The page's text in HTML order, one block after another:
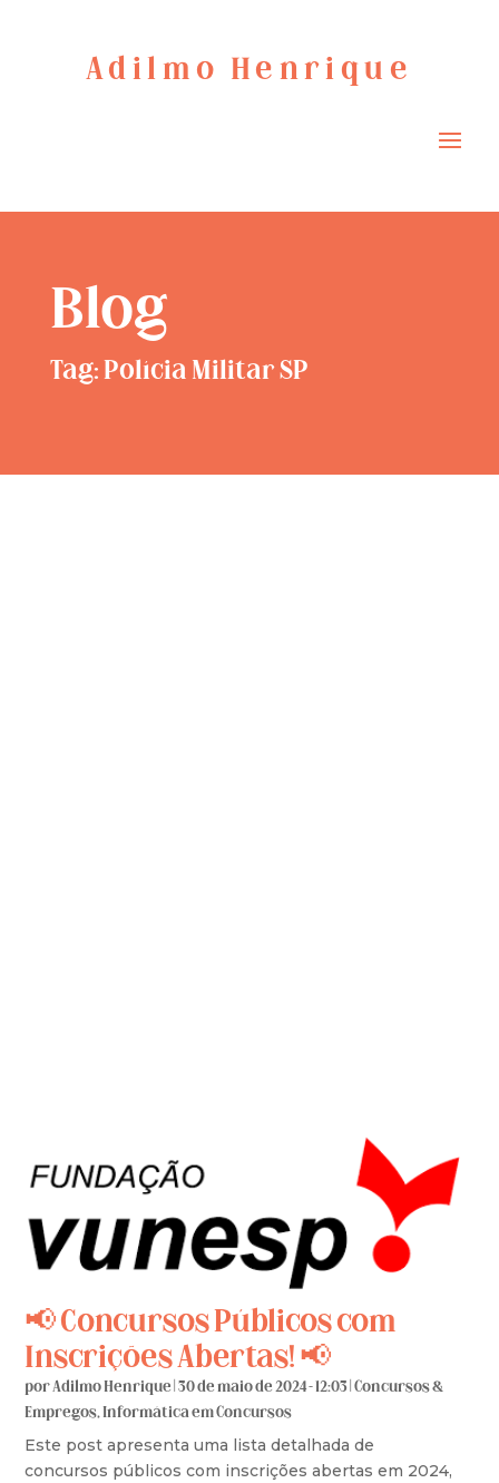
Adilmo Henrique
Blog
Tag: Polícia Militar SP
📢 Concursos Públicos com
Inscrições Abertas! 📢
porAdilmo Henrique|30 de maio de 2024 - 12:03|Concursos &
Empregos,Informática em Concursos
Este post apresenta uma lista detalhada de
concursos públicos com inscrições abertas em 2024,